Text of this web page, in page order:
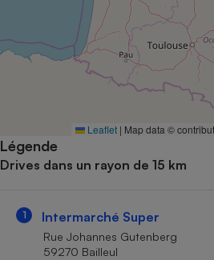
Leaflet | Map data ©
Légende
Drives dans un rayon de 15 km
1 Intermarché Super
Rue Johannes Gutenberg
59270 Bailleul